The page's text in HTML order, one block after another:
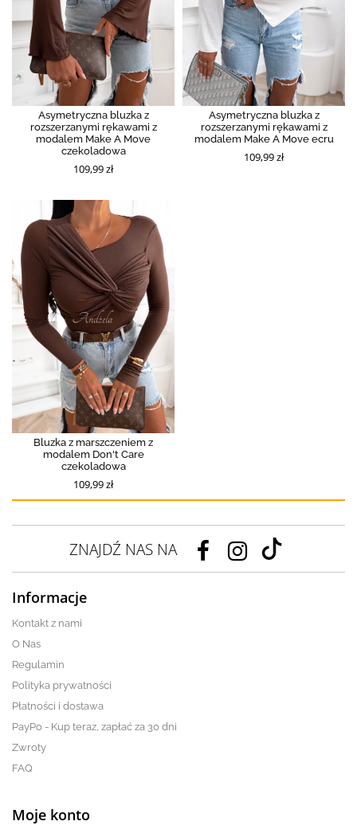
Asymetryczna bluzka z
rozszerzanymi rękawami z
modalem Make A Move
czekoladowa
109,99 zł
Asymetryczna bluzka z
rozszerzanymi rękawami z
modalem Make A Move ecru
109,99 zł
Bluzka z marszczeniem z
modalem Don't Care
czekoladowa
109,99 zł
ZNAJDŹ NAS NA
Informacje
Kontakt z nami
O Nas
Regulamin
Polityka prywatności
Płatności i dostawa
PayPo - Kup teraz, zapłać za 30 dni
Zwroty
FAQ
Moje konto